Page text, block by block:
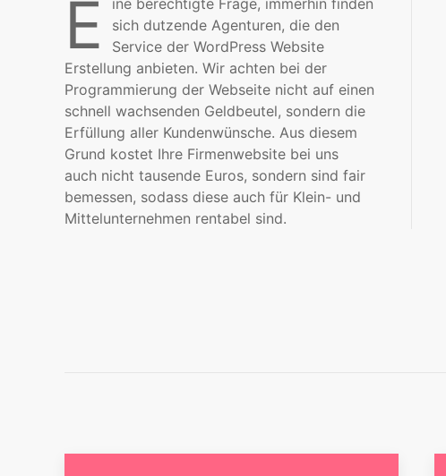
E
ine berechtigte Frage, immerhin finden
sich dutzende Agenturen, die den
Service der WordPress Website
Erstellung anbieten. Wir achten bei der
Programmierung der Webseite nicht auf einen
schnell wachsenden Geldbeutel, sondern die
Erfüllung aller Kundenwünsche. Aus diesem
Grund kostet Ihre Firmenwebsite bei uns
auch nicht tausende Euros, sondern sind fair
bemessen, sodass diese auch für Klein- und
Mittelunternehmen rentabel sind.